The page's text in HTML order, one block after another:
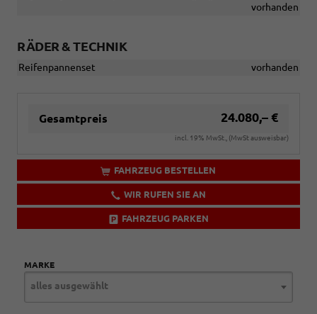
vorhanden
RÄDER & TECHNIK
Reifenpannenset vorhanden
Gesamtpreis 24.080,– €
incl. 19% MwSt., (MwSt ausweisbar)
FAHRZEUG BESTELLEN
WIR RUFEN SIE AN
FAHRZEUG PARKEN
MARKE
alles ausgewählt